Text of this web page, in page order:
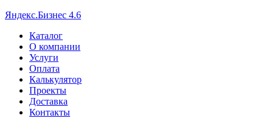
Яндекс.Бизнес 4.6
Каталог
О компании
Услуги
Оплата
Калькулятор
Проекты
Доставка
Контакты